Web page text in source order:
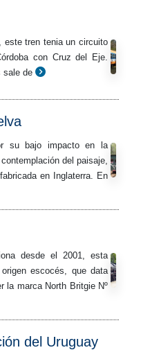
este tren tenia un circuito
con Cruz del Eje.
sale de
su bajo impacto en la
del paisaje,
en Inglaterra. En
desde el 2001, esta
escocés, que data
la marca North Britgie Nº
del Uruguay